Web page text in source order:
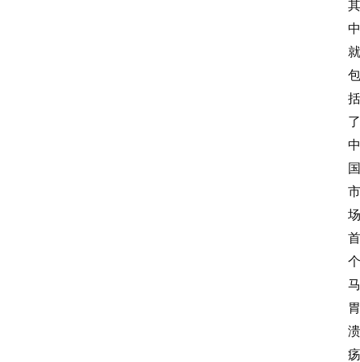
其
中
就
包
括
了
中
国
市
场
首
个
马
胃
溃
疡